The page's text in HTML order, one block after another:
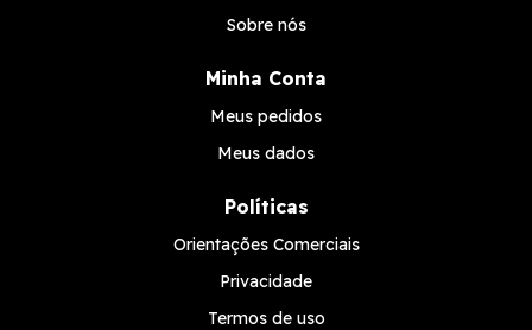
Sobre nós
Minha Conta
Meus pedidos
Meus dados
Políticas
Orientações Comerciais
Privacidade
Termos de uso